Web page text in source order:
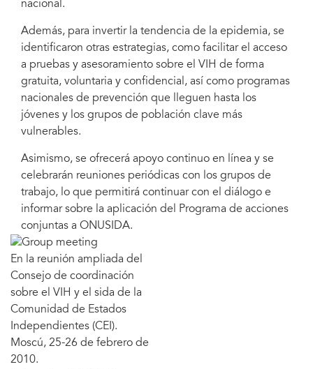
nacional.
Además, para invertir la tendencia de la epidemia, se
identificaron otras estrategias, como facilitar el acceso
a pruebas y asesoramiento sobre el VIH de forma
gratuita, voluntaria y confidencial, así como programas
nacionales de prevención que lleguen hasta los
jóvenes y los grupos de población clave más
vulnerables.
Asimismo, se ofrecerá apoyo continuo en línea y se
celebrarán reuniones periódicas con los grupos de
trabajo, lo que permitirá continuar con el diálogo e
informar sobre la aplicación del Programa de acciones
conjuntas a ONUSIDA.
En la reunión ampliada del
Consejo de coordinación
sobre el VIH y el sida de la
Comunidad de Estados
Independientes (CEI).
Moscú, 25-26 de febrero de
2010.